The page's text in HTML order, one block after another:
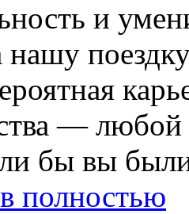
и
нашу
—
бы вы
полностью